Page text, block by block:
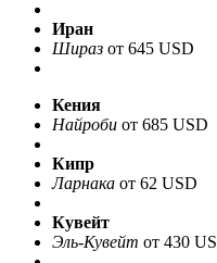
Иран
Шираз от 645 USD
Кения
Найроби от 685 USD
Кипр
Ларнака от 62 USD
Кувейт
Эль-Кувейт от 430